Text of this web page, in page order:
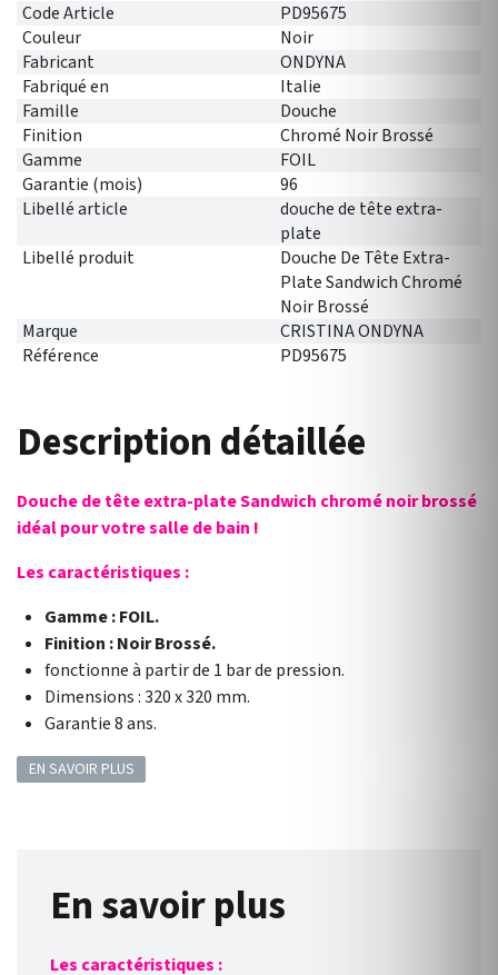
Code Article
PD95675
Couleur
Noir
Fabricant
ONDYNA
Fabriqué en
Italie
Famille
Douche
Finition
Chromé Noir Brossé
Gamme
FOIL
Garantie (mois)
96
Libellé article
douche de tête extra-
plate
Libellé produit
Douche De Tête Extra-
Plate Sandwich Chromé
Noir Brossé
Marque
CRISTINA ONDYNA
Référence
PD95675
Description détaillée
Douche de tête extra-plate Sandwich chromé noir brossé
idéal pour votre salle de bain !
Les caractéristiques :
Gamme : FOIL.
Finition : Noir Brossé.
fonctionne à partir de 1 bar de pression.
Dimensions : 320 x 320 mm.
Garantie 8 ans.
EN SAVOIR PLUS
En savoir plus
Les caractéristiques :